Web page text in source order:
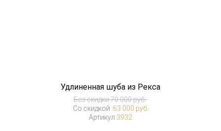
Удлиненная шуба из Рекса
Без скидки:70 000 руб.
Со скидкой :63 000 руб.
Артикул:3932